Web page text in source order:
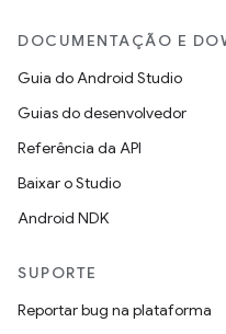
DOCUMENTAÇÃO E
Guia do Android Studio
Guias do desenvolvedor
Referência da API
Baixar o Studio
Android NDK
SUPORTE
Reportar bug na plataforma